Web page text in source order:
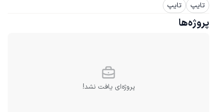
تایپ
تایپ
پروژه‌ها
پروژه‌ای یافت نشد!